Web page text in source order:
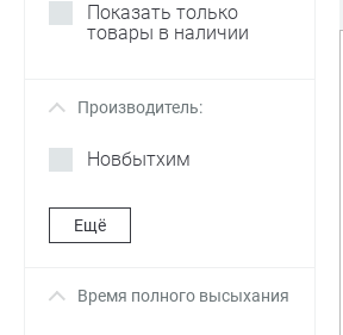
Показать только
товары в наличии
+ Производитель:
Новбытхим
Ещё
+ Время полного высыхания